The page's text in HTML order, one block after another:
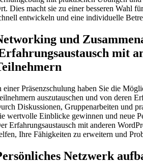
Dies macht sie zu einer besseren Wahl
entwickeln und eine individuelle
und
mit
einer Präsenzschulung haben Sie die
auszutauschen und von deren
Diskussionen, Gruppenarbeiten und
wertvolle Einblicke gewinnen und neue
Erfahrungsaustausch mit anderen
Ihre Fähigkeiten zu erweitern und
Netzwerk